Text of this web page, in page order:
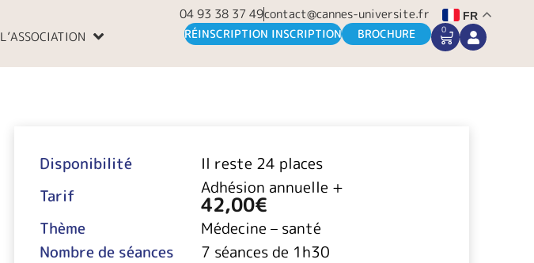
04 93 38 37 49contact@cannes-universite.fr FR
L’ASSOCIATION RÉINSCRIPTION INSCRIPTION BROCHURE 0
CART
Disponibilité
Il reste 24 places
Tarif
Adhésion annuelle +
42,00€
Thème
Médecine – santé
Nombre de séances
7 séances de 1h30